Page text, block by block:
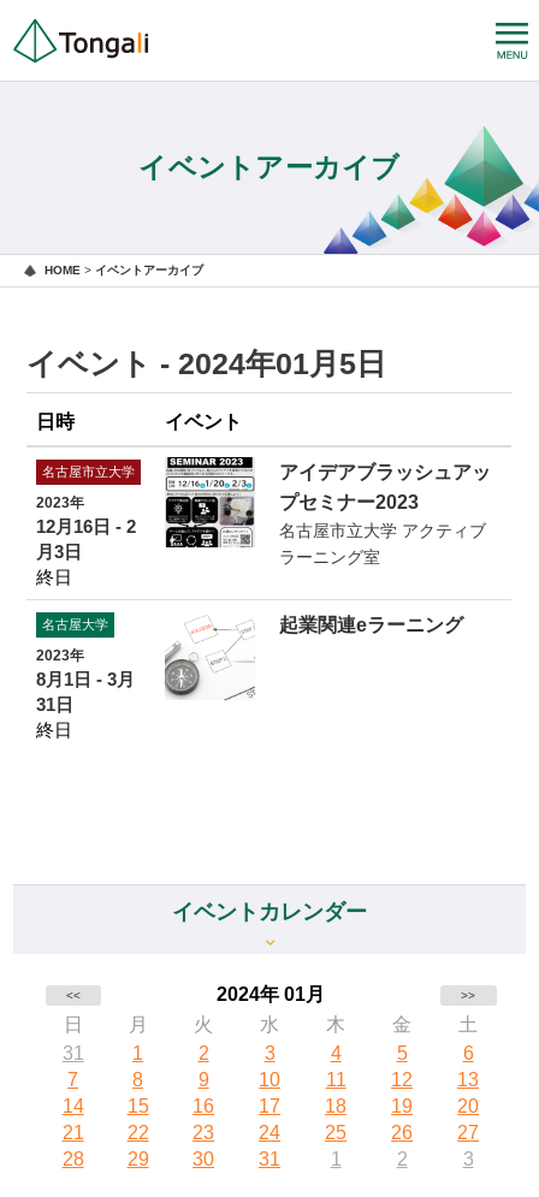
イベントアーカイブ
HOME > イベントアーカイブ
イベント - 2024年01月5日
日時 イベント
名古屋市立大学
2023年
12月16日 - 2
月3日
終日
アイデアブラッシュアッ
プセミナー2023
名古屋市立大学 アクティブ
ラーニング室
名古屋大学
2023年
8月1日 - 3月
31日
終日
起業関連eラーニング
イベントカレンダー
<< 2024年 01月 >>
日 月 火 水 木 金
土
31
1 2 3 4 5
6
7
8 9 10 11 12
13
14
15 16 17 18 19
20
21
22 23 24 25 26
27
28
29 30 31 1 2 3